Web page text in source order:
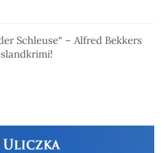
Schleuse“ – Alfred Bekkers